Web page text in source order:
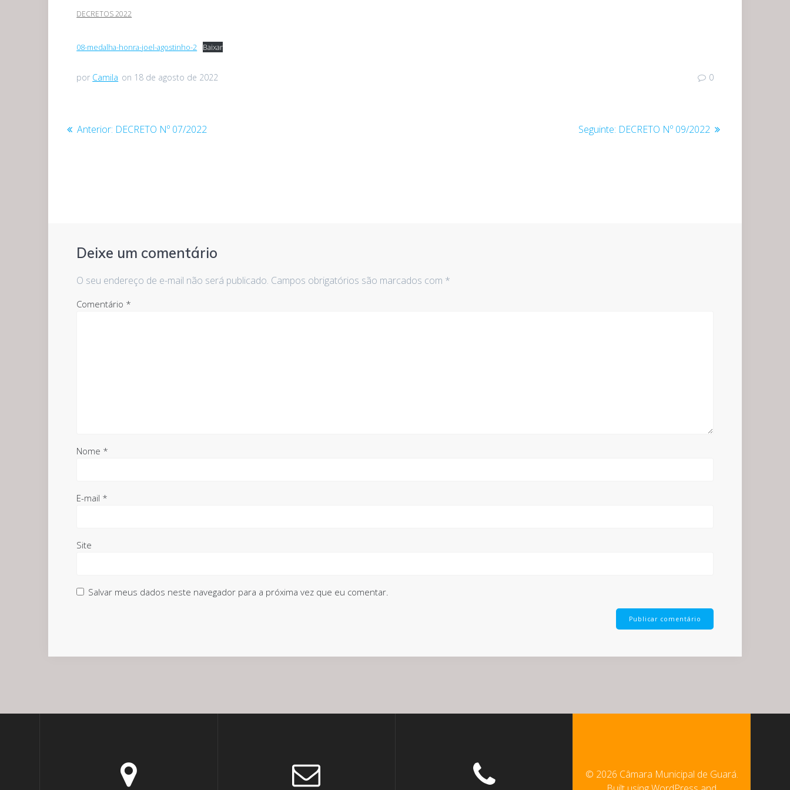
DECRETOS 2022
08-medalha-honra-joel-agostinho-2 Baixar
por Camila on 18 de agosto de 2022 0
Navegação
Anterior: Post
DECRETO Nº 07/2022 Seguinte: Post
DECRETO Nº 09/2022
Deixe um comentário
O seu endereço de e-mail não será publicado. Campos obrigatórios são marcados com *
Comentário *
Nome *
E-mail *
Site
Salvar meus dados neste navegador para a próxima vez que eu comentar.
© 2026 Câmara Municipal de Guará.